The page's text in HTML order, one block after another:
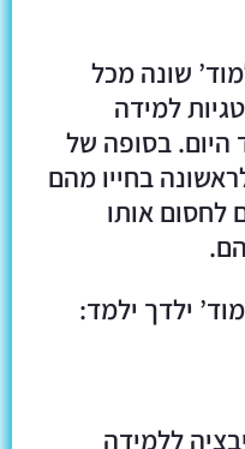
שונה מכל
למידה
בסופה של
בחייו מהם
לחסום אותו
ילדך ילמד:
ללמידה